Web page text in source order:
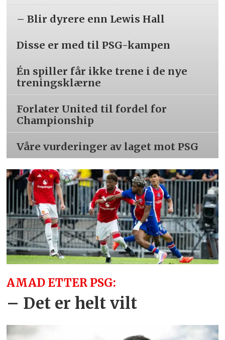
– Blir dyrere enn Lewis Hall
Disse er med til PSG-kampen
Én spiller får ikke trene i de nye
treningsklærne
Forlater United til fordel for
Championship
Våre vurderinger av laget mot PSG
AMAD ETTER PSG:
– Det er helt vilt